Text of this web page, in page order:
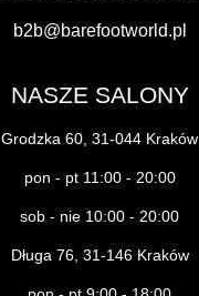
b2b@barefootworld.pl
NASZE SALONY
Grodzka 60, 31-044 Kraków
pon - pt 11:00 - 20:00
sob - nie 10:00 - 20:00
Długa 76, 31-146 Kraków